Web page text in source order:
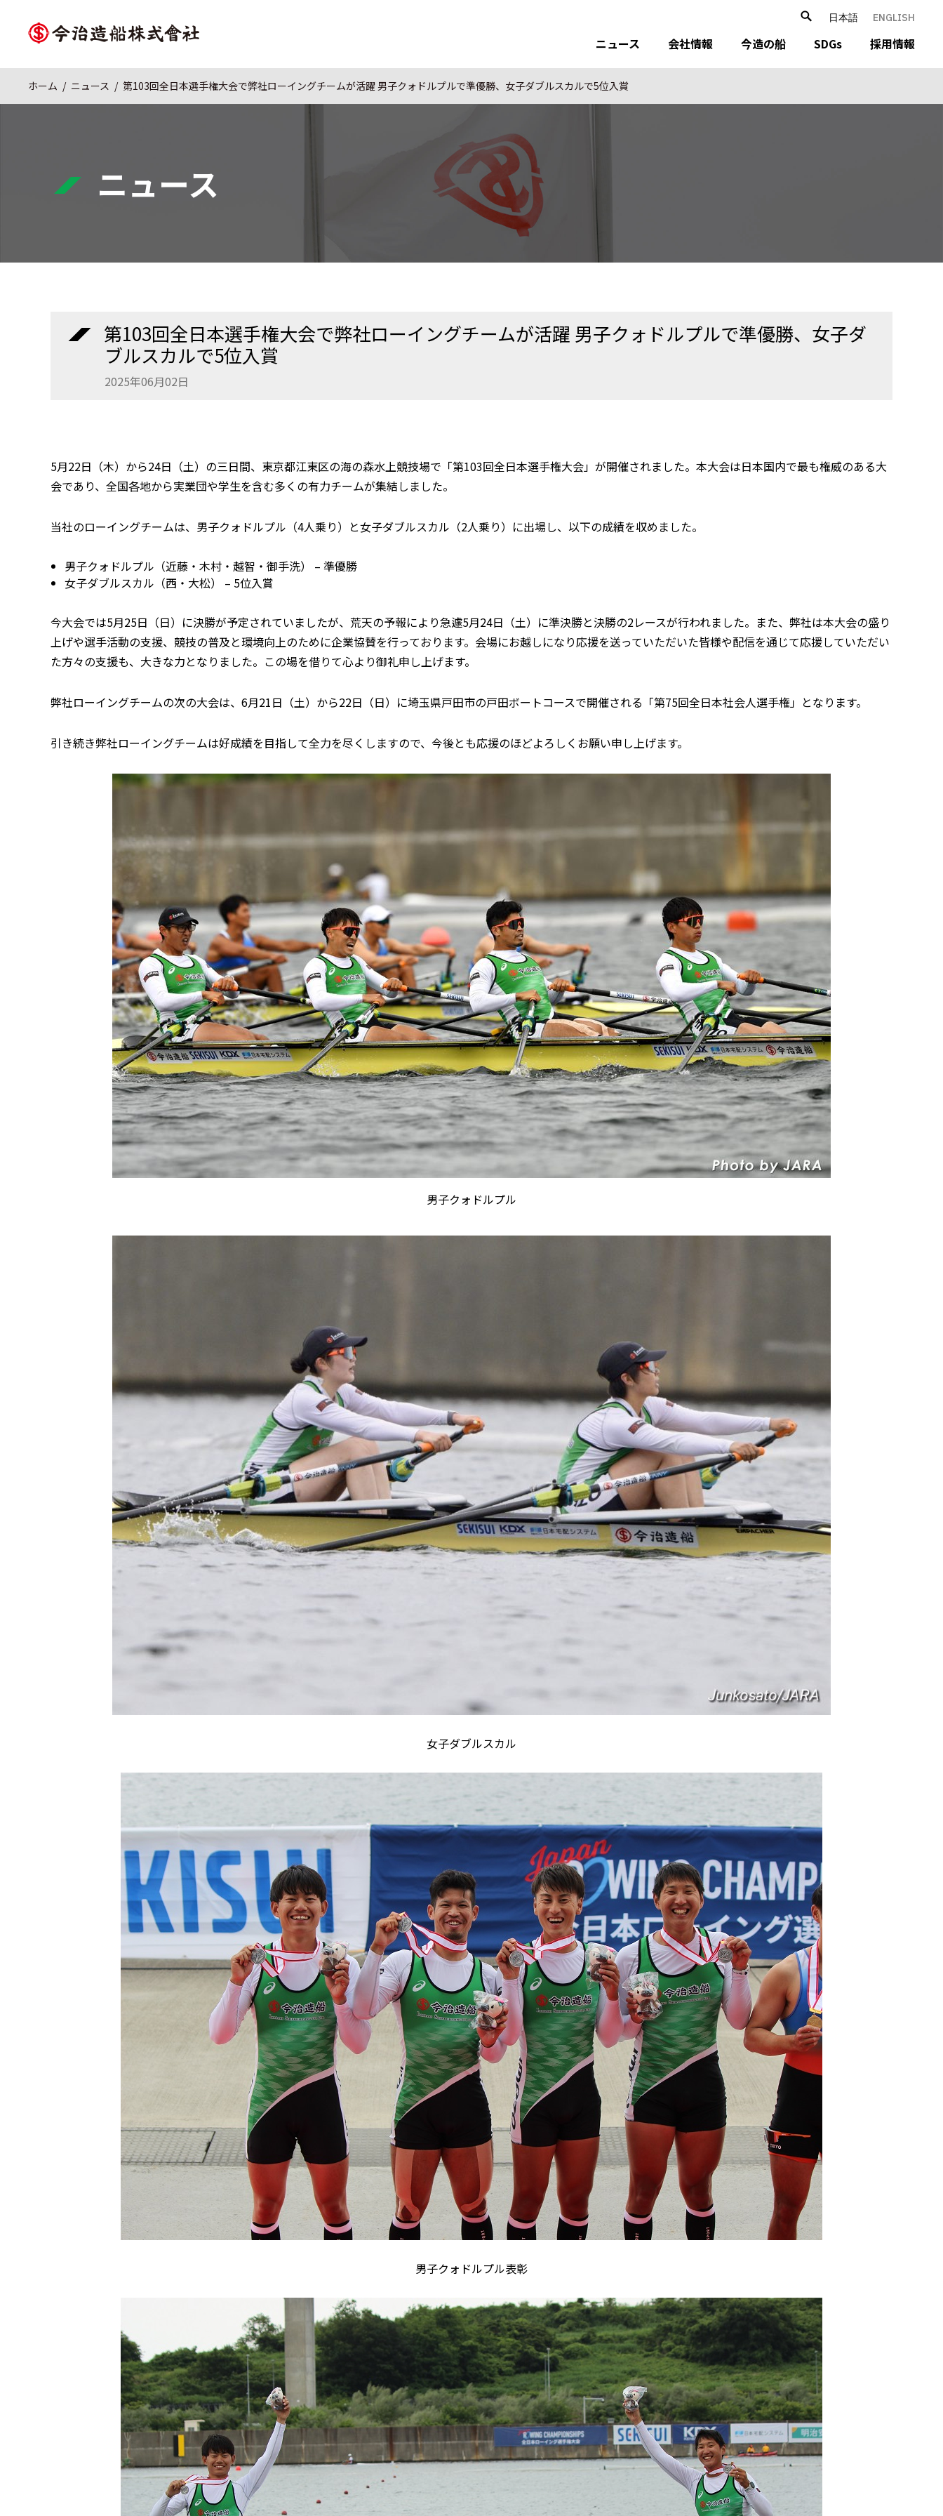
日本語 ENGLISH
ニュース 会社情報 今造の船 SDGs 採用情報
ホーム ニュース 第103回全日本選手権大会で弊社ローイングチームが活躍 男子クォドルプルで準優勝、女子ダブルスカルで5位入賞
ニュース
第103回全日本選手権大会で弊社ローイングチームが活躍 男子クォドルプルで準優勝、女子ダ
ブルスカルで5位入賞
2025年06月02日
5月22日（木）から24日（土）の三日間、東京都江東区の海の森水上競技場で「第103回全日本選手権大会」が開催されました。本大会は日本国内で最も権威のある大
会であり、全国各地から実業団や学生を含む多くの有力チームが集結しました。
当社のローイングチームは、男子クォドルプル（4人乗り）と女子ダブルスカル（2人乗り）に出場し、以下の成績を収めました。
男子クォドルプル（近藤・木村・越智・御手洗） – 準優勝
女子ダブルスカル（西・大松） – 5位入賞
今大会では5月25日（日）に決勝が予定されていましたが、荒天の予報により急遽5月24日（土）に準決勝と決勝の2レースが行われました。また、弊社は本大会の盛り
上げや選手活動の支援、競技の普及と環境向上のために企業協賛を行っております。会場にお越しになり応援を送っていただいた皆様や配信を通じて応援していただい
た方々の支援も、大きな力となりました。この場を借りて心より御礼申し上げます。
弊社ローイングチームの次の大会は、6月21日（土）から22日（日）に埼玉県戸田市の戸田ボートコースで開催される「第75回全日本社会人選手権」となります。
引き続き弊社ローイングチームは好成績を目指して全力を尽くしますので、今後とも応援のほどよろしくお願い申し上げます。
男子クォドルプル
女子ダブルスカル
男子クォドルプル表彰